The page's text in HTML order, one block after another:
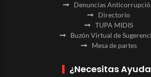
Denuncias
Directorio
TUPA MIDIS
Buzón Virtual de
Mesa de partes
¿Necesitas